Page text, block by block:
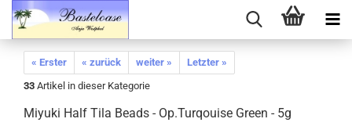
« Erster « zurück weiter »
Letzter »
33 Artikel in dieser Kategorie
Miyuki Half Tila Beads - Op.Turqouise Green - 5g